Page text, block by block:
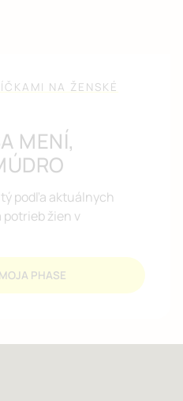
NA ŽENSKÉ
MENÍ,
podľa aktuálnych
žien v
PHASE